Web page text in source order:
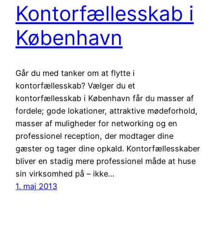
Kontorfællesskab i
København
Går du med tanker om at flytte i
kontorfællesskab? Vælger du et
kontorfællesskab i København får du masser af
fordele; gode lokationer, attraktive mødeforhold,
masser af muligheder for networking og en
professionel reception, der modtager dine
gæster og tager dine opkald. Kontorfællesskaber
bliver en stadig mere professionel måde at huse
sin virksomhed på – ikke…
1. maj 2013